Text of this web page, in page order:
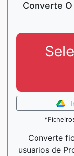
Converte O
Converte
usuarios de